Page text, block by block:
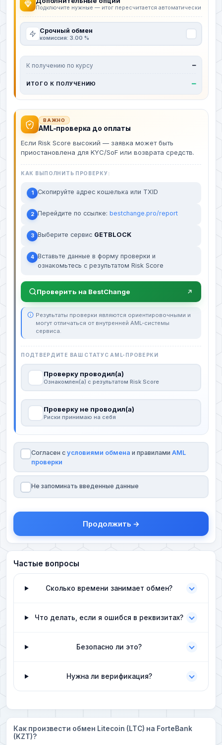
Подключите нужные — итог пересчитается автоматически
Срочный обмен
комиссия: 3.00 %
К получению по курсу —
ИТОГО К ПОЛУЧЕНИЮ —
ВАЖНО
AML-проверка до оплаты
Если Risk Score высокий — заявка может быть
приостановлена для KYC/SoF или возврата средств.
КАК ВЫПОЛНИТЬ ПРОВЕРКУ:
1 Скопируйте адрес кошелька или TXID
2 Перейдите по ссылке: bestchange.pro/report
3 Выберите сервис GETBLOCK
4 Вставьте данные в форму проверки и
ознакомьтесь с результатом Risk Score
Проверить на BestChange
Результаты проверки являются ориентировочными и
могут отличаться от внутренней AML-системы
сервиса.
ПОДТВЕРДИТЕ ВАШ СТАТУС AML-ПРОВЕРКИ
Проверку проводил(а)
Ознакомлен(а) с результатом Risk Score
Проверку не проводил(а)
Риски принимаю на себя
Согласен с условиями обмена и правилами AML
проверки
Не запоминать введенные данные
Продолжить →
Частые вопросы
Сколько времени занимает обмен?
Что делать, если я ошибся в реквизитах?
Безопасно ли это?
Нужна ли верификация?
Как произвести обмен Litecoin (LTC) на ForteBank
(KZT)?